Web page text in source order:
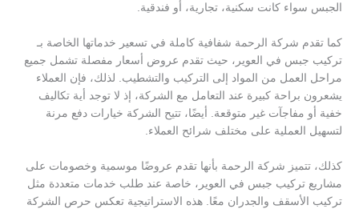
الجبس سواء كانت سكنية، تجارية، أو فندقية.
كما تقدم شركة الرحمة شفافية كاملة في تسعير خدماتها الخاصة بـ
تركيب جبس في العوير، حيث تقدم عروض أسعار مفصلة تشمل جميع
مراحل العمل من المواد إلى التركيب والتشطيب. لذلك، فإن العملاء
يشعرون براحة كبيرة عند التعامل مع الشركة، إذ لا توجد أية تكاليف
خفية أو مفاجآت غير متوقعة. أيضًا، تتيح الشركة خيارات دفع مرنة
لتسهيل العملية على مختلف شرائح العملاء.
كذلك، تتميز شركة الرحمة بأنها تقدم عروضًا موسمية وخصومات على
مشاريع تركيب جبس في العوير، خاصة عند طلب خدمات متعددة مثل
تركيب الأسقف والجدران معًا. هذه الاستراتيجية تعكس حرص الشركة